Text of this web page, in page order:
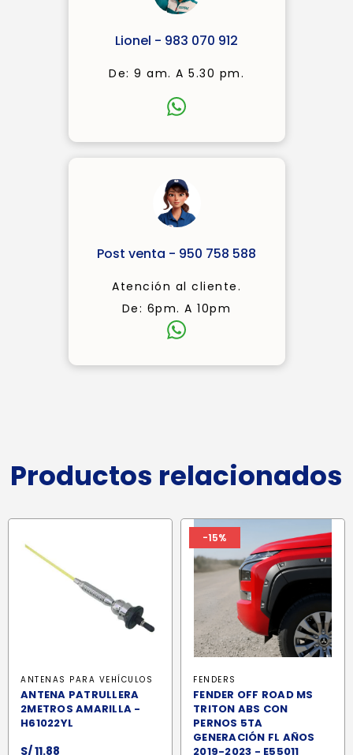
Lionel - 983 070 912
De: 9 am. A 5.30 pm.
Post venta - 950 758 588
Atención al cliente.
De: 6pm. A 10pm
Productos relacionados
ANTENAS PARA VEHÍCULOS
ANTENA PATRULLERA
2METROS AMARILLA -
H61022YL
S/11.88
-15%
FENDERS
FENDER OFF ROAD MS
TRITON ABS CON
PERNOS 5TA
GENERACIÓN FL AÑOS
2019-2023 - E55011